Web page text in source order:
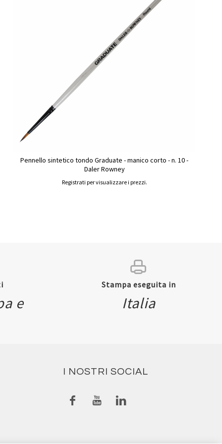
Pennello sintetico tondo Graduate - manico corto - n. 10 -
Daler Rowney
Registrati per visualizzare i prezzi.
e
Stampa eseguita in
Italia
I NOSTRI SOCIAL